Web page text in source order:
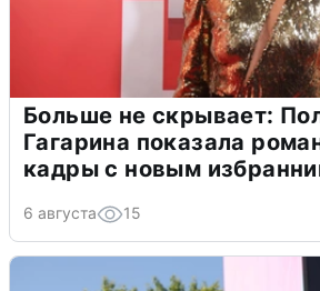
Больше не скрывает:
Гагарина показала
кадры с новым
6 августа 15